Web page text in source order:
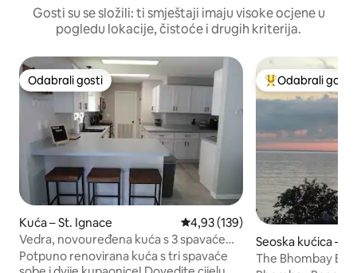
Gosti su se složili: ti smještaji imaju visoke ocjene u
pogledu lokacije, čistoće i drugih kriterija.
Odabrali gosti
Odabrali gosti
Kuća – St. Ignace Prosječna ocjena: 4,93/5,
4,93 (139)
Vedra, novouređena kuća s 3 spavaće
sobe u blizini grada
Potpuno renovirana kuća s tri spavaće
Među najviše
Odabrali gosti
Seoska kućica –
The Bhombay